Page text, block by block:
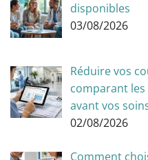
disponibles
03/08/2026
Réduire vos
comparant
avant vos
02/08/2026
Comment